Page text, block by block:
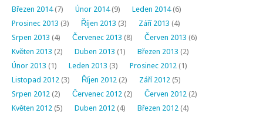
Březen 2014(7) Únor 2014(9) Leden 2014(6)
Prosinec 2013 (3) Říjen 2013 (3) Září 2013 (4)
Srpen 2013 (4) Červenec 2013 (8) Červen 2013 (6)
Květen 2013 (2) Duben 2013 (1) Březen 2013 (2)
Únor 2013 (1) Leden 2013 (3) Prosinec 2012 (1)
Listopad 2012 (3) Říjen 2012 (2) Září 2012 (5)
Srpen 2012 (2) Červenec 2012 (2) Červen 2012 (2)
Květen 2012 (5) Duben 2012 (4) Březen 2012 (4)